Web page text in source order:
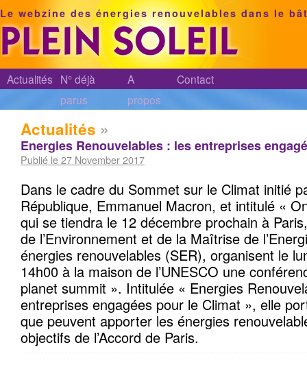
Le webzine des énergies renouvelables dans le
Actualités N° déjà
parus
A
propos
Contact
Actualités »
Energies Renouvelables : les entreprises
Publié le 27 November 2017
Dans le cadre du Sommet sur le Climat initié
République, Emmanuel Macron, et intitulé «
qui se tiendra le 12 décembre prochain à
de l’Environnement et de la Maîtrise de
énergies renouvelables (SER), organisent le
14h00 à la maison de l’UNESCO une
planet summit ». Intitulée « Energies
entreprises engagées pour le Climat », elle
que peuvent apporter les énergies
objectifs de l’Accord de Paris.